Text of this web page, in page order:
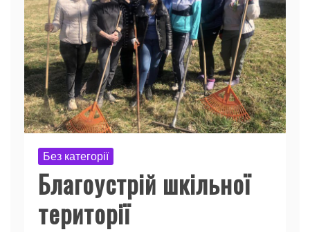
Без категорії
Благоустрій шкільної
території